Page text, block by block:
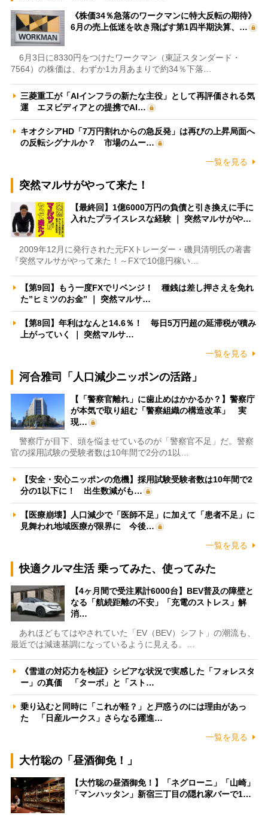
《株価34％急落のワークマンに特大反転の期待》
6月の売上低迷を吹き飛ばす第1四半期決算、…
6月3日に8330円をつけたワークマン（東証スタンダード・
7564）の株価は、わずか1カ月あまりで約34％下落…
三菱重工が「AIインフラの新たな主役」として再評価される気
運 エヌビディアとの提携でAI…
キオクシアHD「7万円割れからの急反発」は再びの上昇局面へ
の反転シグナルか？ 市場のムー…
一覧を見る
突然マルサがやって来た！
【最終回】1億6000万円の負債と引き換えに手に
入れたプライスレスな経験 ｜ 突然マルサがや…
2009年12月に発行された元FXトレーダー・磯貝清明氏の著書
『突然マルサがやって来た！～FXで10億円稼い…
【第9回】もう一度FXでリベンジ！ 種銭は差し押さえを免れ
た”ヒミツのお金” ｜ 突然マルサ…
【第8回】年利はなんと14.6％！ 毎日5万円超の延滞税が積み
上がっていく ｜ 突然マルサ…
一覧を見る
河合雅司「人口減少ニッポンの活路」
【「警察官離れ」に歯止めはかかるか？】警察庁
が本気で取り組む「警察組織の構造改革」 実
現…
警察庁が目下、頭を悩ませているのが「警察官不足」だ。警察
官の採用試験の受験者数は10年間で2分の1以…
【安全・安心ニッポンの危機】採用試験受験者数は10年間で2
分の1以下に！ 出生数減がも…
【医療崩壊】人口減少で「医師不足」に加えて「患者不足」に
見舞われ地域医療が限界に 今後…
一覧を見る
快適クルマ生活 乗ってみた、使ってみた
【4ヶ月間で受注累計6000台】BEV普及の障壁と
なる「航続距離の不安」「充電のストレス」解
消…
あれほどもてはやされていた「EV（BEV）シフト」の潮流も、
最近では減速基調になっているように見える。…
《雪道の対応力を検証》シビアな状況で実感した「フォレスタ
ー」の真価 「ターボ」と「スト…
乗り込むと同時に「これが軽？」と戸惑うのには理由があっ
た 「日産ルークス」さらなる躍進…
一覧を見る
大竹聡の「昼酒御免！」
【大竹聡の昼酒御免！】「ネグローニ」「山崎」
「マンハッタン」新宿三丁目の隠れ家バーで1…